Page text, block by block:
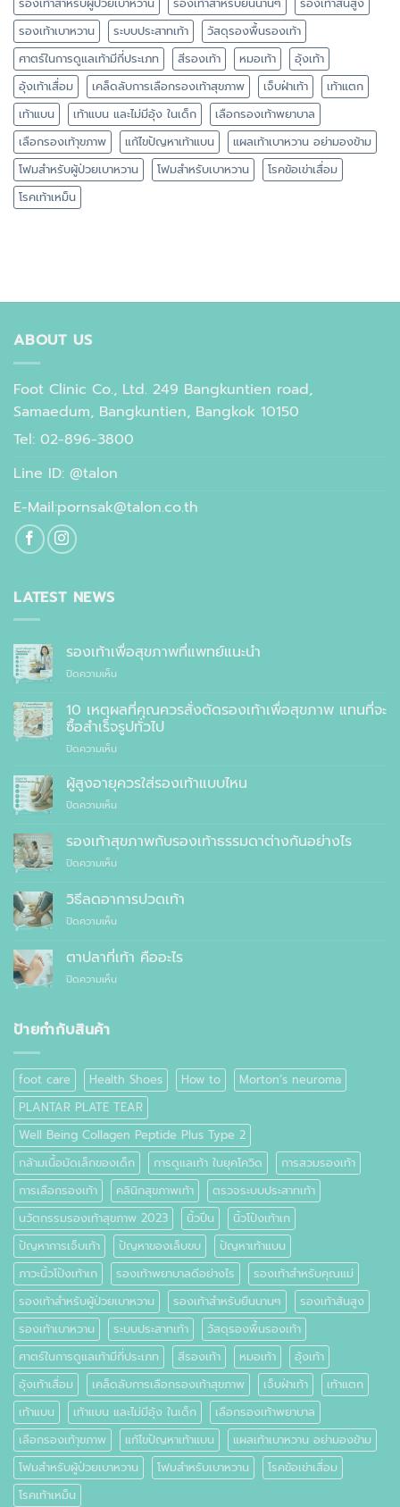
รองเท้าเบาหวาน
ระบบประสาทเท้า
วัสดุรองพื้นรองเท้า
ศาตร์ในการดูแลเท้ามีกี่ประเภท
สีรองเท้า หมอเท้า
อุ้งเท้า
อุ้งเท้าเสื่อม
เคล็ดลับการเลือกรองเท้าสุขภาพ เจ็บฝ่าเท้า
เท้าแตก
เท้าแบน
เท้าแบน และไม่มีอุ้ง ในเด็ก
เลือกรองเท้าพยาบาล
เลือกรองเท้าุขภาพ
แก้ไขปัญหาเท้าแบน
แผลเท้าเบาหวาน อย่ามองข้าม
โฟมสำหรับผู้ป่วยเบาหวาน
โฟมสำหรับเบาหวาน
โรคข้อเข่าเสื่อม
โรคเท้าเหม็น
ABOUT US
Foot Clinic Co., Ltd. 249 Bangkuntien road,
Samaedum, Bangkuntien, Bangkok 10150
Tel: 02-896-3800
Line ID: @talon
E-Mail:pornsak@talon.co.th
LATEST NEWS
รองเท้าเพื่อสุขภาพที่แพทย์แนะนำ
ปิดความเห็นบน
เพื่อ
สุขภาพ
ที่
แพทย์
10 เหตุผลที่คุณควรสั่งตัดรองเท้าเพื่อสุขภาพ แทนที่จะ
ซื้อสำเร็จรูปทั่วไป
ปิดความเห็นบน
เหตุผล
คุณ
สั่ง
ตัด
รองเท้า
สุขภาพ
แทนที่
สำเร็จรูป
ทั่วไป
ผู้สูงอายุควรใส่รองเท้าแบบไหน
ปิดความเห็นบน
สูง
อายุ
ควร
รองเท้า
ไหน
รองเท้าสุขภาพกับรองเท้าธรรมดาต่างกันอย่างไร
ปิดความเห็นบน
สุขภาพ
กับ
รองเท้า
ต่าง
อย่างไร
วิธีลดอาการปวดเท้า
ปิดความเห็นบน
ลด
อาการ
ปวด
ตาปลาที่เท้า คืออะไร
ปิดความเห็นบน
ป้ายกำกับสินค้า
foot care Health Shoes How to
Morton’s neuroma
PLANTAR PLATE TEAR
Well Being Collagen Peptide Plus Type 2
กล้ามเนื้อมัดเล็กของเด็ก
การดูแลเท้า ในยุคโควิด
การสวมรองเท้า
การเลือกรองเท้า
คลินิกสุขภาพเท้า
ตรวจระบบประสาทเท้า
นวัตกรรมรองเท้าสุขภาพ 2023
นิ้วปีน
นิ้วโป้งเท้าเก
ปัญหาการเจ็บเท้า
ปัญหาของเล็บขบ
ปัญหาเท้าแบน
ภาวะนิ้วโป้งเท้าเก
รองเท้าพยาบาลดีอย่างไร
รองเท้าสำหรับคุณแม่
รองเท้าสำหรับผู้ป่วยเบาหวาน
รองเท้าสำหรับยืนนานๆ
รองเท้าส้นสูง
รองเท้าเบาหวาน
ระบบประสาทเท้า
วัสดุรองพื้นรองเท้า
ศาตร์ในการดูแลเท้ามีกี่ประเภท
สีรองเท้า หมอเท้า
อุ้งเท้า
อุ้งเท้าเสื่อม
เคล็ดลับการเลือกรองเท้าสุขภาพ เจ็บฝ่าเท้า
เท้าแตก
เท้าแบน
เท้าแบน และไม่มีอุ้ง ในเด็ก
เลือกรองเท้าพยาบาล
เลือกรองเท้าุขภาพ
แก้ไขปัญหาเท้าแบน
แผลเท้าเบาหวาน อย่ามองข้าม
โฟมสำหรับผู้ป่วยเบาหวาน
โฟมสำหรับเบาหวาน
โรคข้อเข่าเสื่อม
โรคเท้าเหม็น